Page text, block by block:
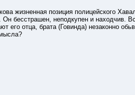
жизненная позиция полицейского
Он бесстрашен, неподкупен и находчив.
его отца, брата (Говинда) незаконно